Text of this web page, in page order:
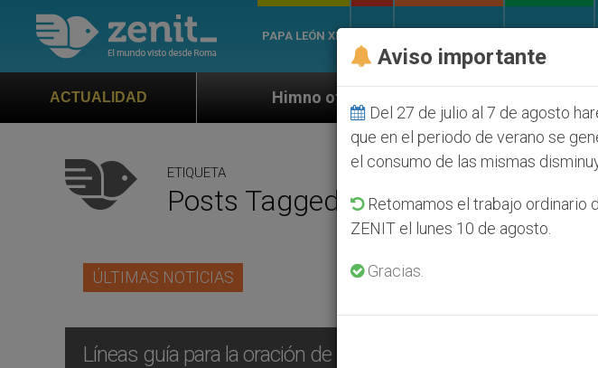
PAPA LEÓN XIV
ACTUALIDADHimno oficial de la Jornada Mundial de la Juventud Seúl 2027
ETIQUETA
Posts Tagged ‘carismatica’
ÚLTIMAS NOTICIAS
Líneas guía para la oración de sanación
Aviso importante
Del 27 de julio al 7 de agosto
que en el periodo de verano se
el consumo de las mismas
Retomamos el trabajo ordinario
ZENIT el lunes 10 de agosto.
Gracias.